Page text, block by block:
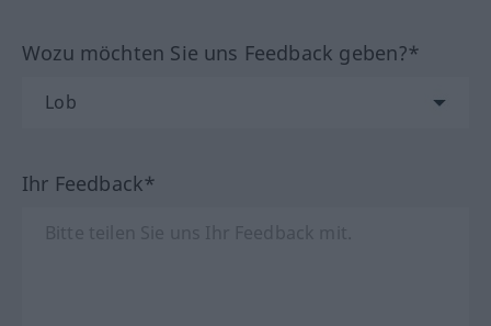
Wozu möchten Sie uns Feedback geben?*
Ihr Feedback*